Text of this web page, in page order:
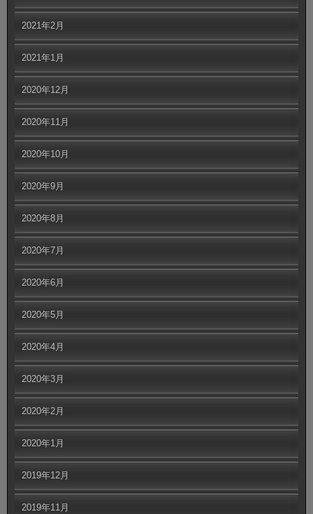
2021年2月
2021年1月
2020年12月
2020年11月
2020年10月
2020年9月
2020年8月
2020年7月
2020年6月
2020年5月
2020年4月
2020年3月
2020年2月
2020年1月
2019年12月
2019年11月